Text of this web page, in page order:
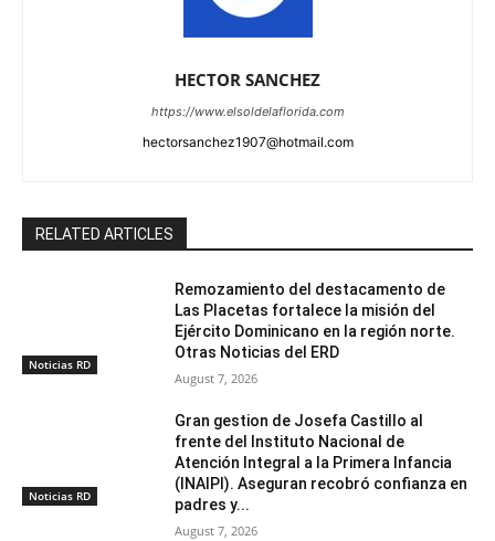
HECTOR SANCHEZ
https://www.elsoldelaflorida.com
hectorsanchez1907@hotmail.com
RELATED ARTICLES
Noticias RD
Remozamiento del destacamento de
Las Placetas fortalece la misión del
Ejército Dominicano en la región norte.
Otras Noticias del ERD
August 7, 2026
Noticias RD
Gran gestion de Josefa Castillo al
frente del Instituto Nacional de
Atención Integral a la Primera Infancia
(INAIPI). Aseguran recobró confianza en
padres y...
August 7, 2026